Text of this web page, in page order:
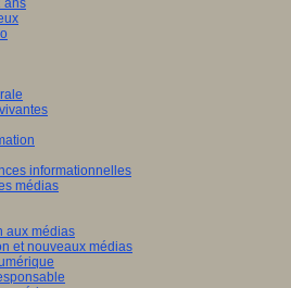
ans
informationnelles
médias
aux médias
et nouveaux médias